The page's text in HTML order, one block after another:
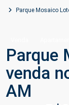
Parque Mosaico
Parque
venda
AM